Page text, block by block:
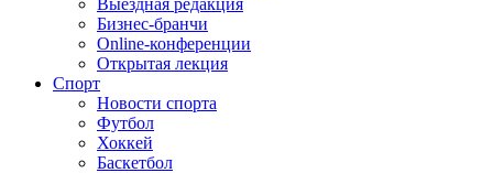
Выездная редакция
Бизнес-бранчи
Online-конференции
Открытая лекция
Спорт
Новости спорта
Футбол
Хоккей
Баскетбол